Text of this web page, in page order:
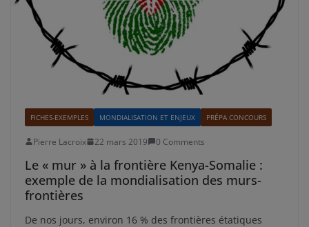
FICHES-EXEMPLES MONDIALISATION ET ENJEUX PRÉPA CONCOURS
Pierre Lacroix 22 mars 2019 0 Comments
Le « mur » à la frontière Kenya-Somalie :
exemple de la mondialisation des murs-
frontières
De nos jours, environ 16 % des frontières étatiques